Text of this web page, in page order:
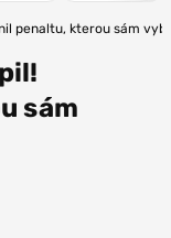
penaltu, kterou sám
sám